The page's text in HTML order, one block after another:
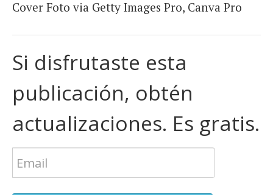
Cover Foto via Getty Images Pro, Canva Pro
Si disfrutaste esta
publicación, obtén
actualizaciones. Es gratis.